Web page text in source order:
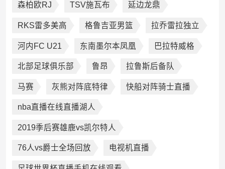
森柏欧RJ TSV施瓦布 延边龙鼎
RKS雷多美高 格鲁吉亚男篮 拉乔雷拉独立
河内FC U21 东南墨尔本凤凰 巴拉特威格
北部足球俱乐部 鲁昂 拉鲁斯后备队
马赛 灰熊对阵底特律 快船对阵骑士直播
nba直播在线直播湖人
2019季后赛雄鹿vs凯尔特人
76人vs爵士全场回放 电视机直播